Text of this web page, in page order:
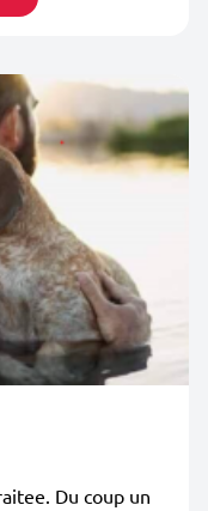
Du coup un